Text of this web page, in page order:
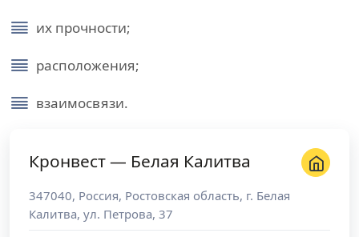
их прочности;
расположения;
взаимосвязи.
Кронвест — Белая Калитва
347040, Россия, Ростовская область, г. Белая
Калитва, ул. Петрова, 37